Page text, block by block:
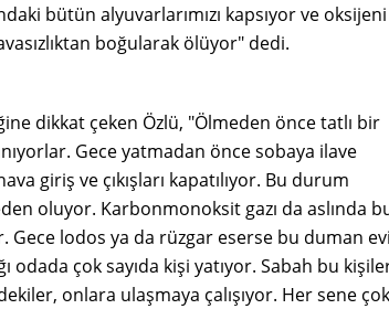
bütün alyuvarlarımızı kapsıyor ve oksijeni
boğularak ölüyor" dedi.
dikkat çeken Özlü, "Ölmeden önce tatlı bir
Gece yatmadan önce sobaya ilave
giriş ve çıkışları kapatılıyor. Bu durum
oluyor. Karbonmonoksit gazı da aslında
Gece lodos ya da rüzgar eserse bu duman
odada çok sayıda kişi yatıyor. Sabah bu
onlara ulaşmaya çalışıyor. Her sene çok